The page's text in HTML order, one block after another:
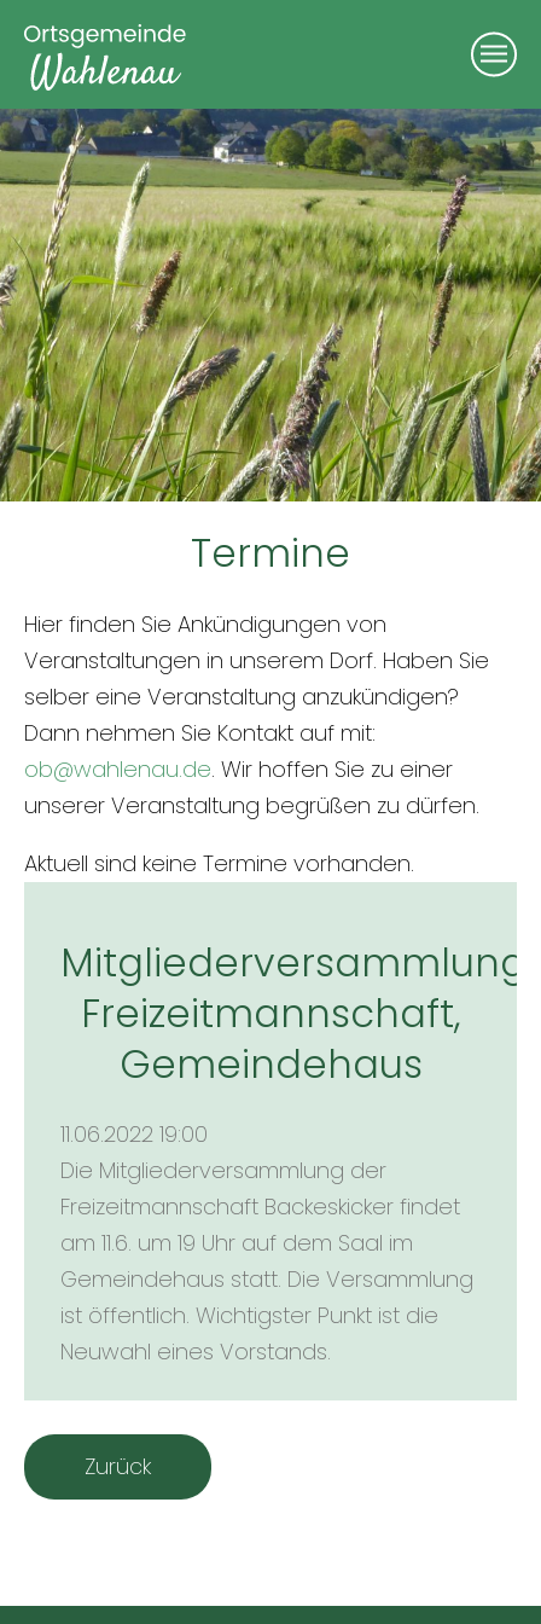
Termine
Hier finden Sie Ankündigungen von
Veranstaltungen in unserem Dorf. Haben Sie
selber eine Veranstaltung anzukündigen?
Dann nehmen Sie Kontakt auf mit:
ob@wahlenau.de. Wir hoffen Sie zu einer
unserer Veranstaltung begrüßen zu dürfen.
Aktuell sind keine Termine vorhanden.
Mitgliederversammlung
Freizeitmannschaft,
Gemeindehaus
11.06.2022 19:00
Die Mitgliederversammlung der
Freizeitmannschaft Backeskicker findet
am 11.6. um 19 Uhr auf dem Saal im
Gemeindehaus statt. Die Versammlung
ist öffentlich. Wichtigster Punkt ist die
Neuwahl eines Vorstands.
Zurück